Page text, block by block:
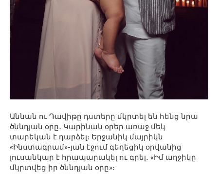
Աննան ու Դավիթը դստերը մկրտել են հենց նրա
ծննդյան օրը․ Կարինան օրեր առաջ մեկ
տարեկան է դարձել։ Երջանիկ մայրիկն
«Ինստագրամ»-յան էջում գեղեցիկ օրվանից
լուսանկար է հրապարակել ու գրել․ «Իմ աղջիկը
մկրտվեց իր ծննդյան օրը»։